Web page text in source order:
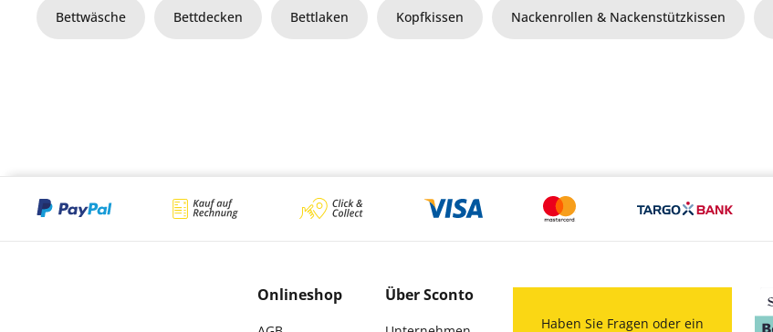
Bettwäsche Bettdecken Bettlaken Kopfkissen Nackenrollen & Nackenstützkissen
Onlineshop Über Sconto
Haben Sie Fragen oder ein